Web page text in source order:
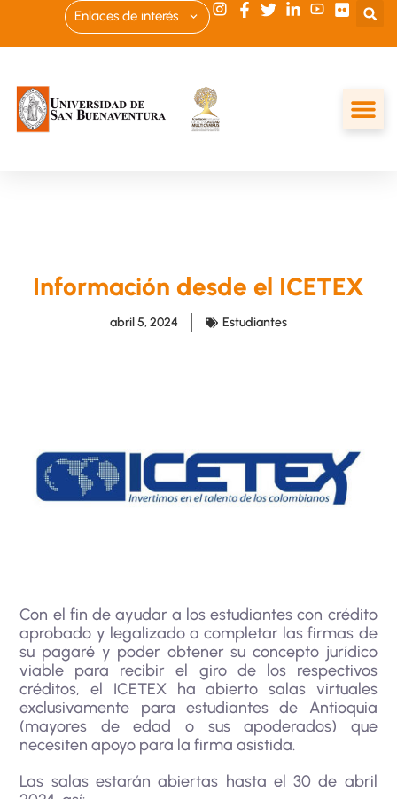
Enlaces de interés
Información desde el ICETEX
abril 5, 2024 Estudiantes
Con el fin de ayudar a los estudiantes con crédito
aprobado y legalizado a completar las firmas de
su pagaré y poder obtener su concepto jurídico
viable para recibir el giro de los respectivos
créditos, el ICETEX ha abierto salas virtuales
exclusivamente para estudiantes de Antioquia
(mayores de edad o sus apoderados) que
necesiten apoyo para la firma asistida.
Las salas estarán abiertas hasta el 30 de abril